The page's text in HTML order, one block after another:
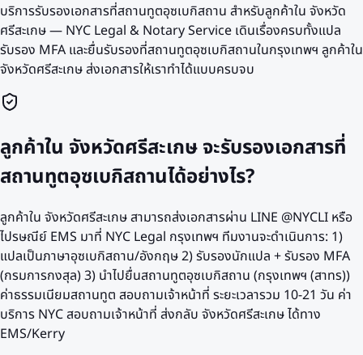
บริการรับรองเอกสารที่สถานทูตอุซเบกิสถาน สำหรับลูกค้าใน จังหวัด
ศรีสะเกษ — NYC Legal & Notary Service เดินเรื่องครบทั้งแปล
รับรอง MFA และยื่นรับรองที่สถานทูตอุซเบกิสถานในกรุงเทพฯ ลูกค้าใน
จังหวัดศรีสะเกษ ส่งเอกสารให้เราทำได้แบบครบจบ
ลูกค้าใน จังหวัดศรีสะเกษ จะรับรองเอกสารที่
สถานทูตอุซเบกิสถานได้อย่างไร?
ลูกค้าใน จังหวัดศรีสะเกษ สามารถส่งเอกสารผ่าน LINE @NYCLI หรือ
ไปรษณีย์ EMS มาที่ NYC Legal กรุงเทพฯ ทีมงานจะดำเนินการ: 1)
แปลเป็นภาษาอุซเบกิสถาน/อังกฤษ 2) รับรองนักแปล + รับรอง MFA
(กรมการกงสุล) 3) นำไปยื่นสถานทูตอุซเบกิสถาน (กรุงเทพฯ (สาทร))
ค่าธรรมเนียมสถานทูต สอบถามเจ้าหน้าที่ ระยะเวลารวม 10-21 วัน ค่า
บริการ NYC สอบถามเจ้าหน้าที่ ส่งกลับ จังหวัดศรีสะเกษ ได้ทาง
EMS/Kerry